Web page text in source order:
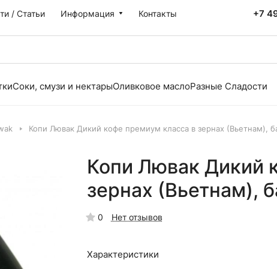
/ Статьи Информация Контакты +7
Соки, смузи и нектарыОливковое маслоРазные Сладости
Копи Лювак Дикий кофе премиум класса в зернах (Вьетнам),
Копи Лювак Дикий
зернах (Вьетнам),
0 Нет отзывов
Характеристики